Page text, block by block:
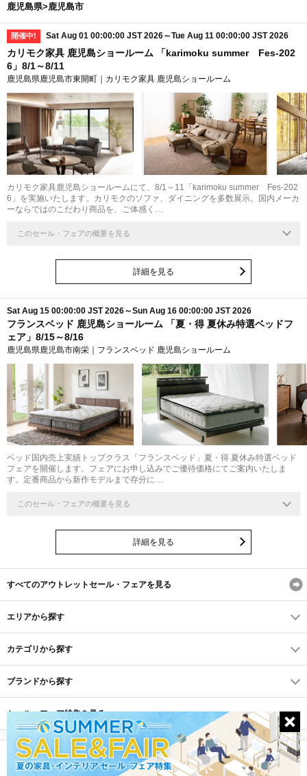
鹿児島県>鹿児島市
開催中! Sat Aug 01 00:00:00 JST 2026～Tue Aug 11 00:00:00 JST 2026
カリモク家具 鹿児島ショールーム 「karimoku summer Fes-202
6」8/1～8/11
鹿児島県鹿児島市東開町｜カリモク家具 鹿児島ショールーム
カリモク家具鹿児島ショールームにて、8/1～11「karimoku summer Fes-202
6」を実施いたします。カリモクのソファ、ダイニングを多数展示。国内メーカ
ーならではのこだわり商品を、ご体感く…
このセール・フェアの概要を見る
詳細を見る
Sat Aug 15 00:00:00 JST 2026～Sun Aug 16 00:00:00 JST 2026
フランスベッド 鹿児島ショールーム 「夏・得 夏休み特選ベッドフ
ェア」8/15～8/16
鹿児島県鹿児島市南栄｜フランスベッド 鹿児島ショールーム
ベッド国内売上実績トップクラス「フランスベッド」夏・得 夏休み特選ベッド
フェアを開催します。フェアにお申し込みでご優待価格にてご案内いたしま
す。定番商品から新作モデルまで存分に…
このセール・フェアの概要を見る
詳細を見る
すべてのアウトレットセール・フェアを見る
エリアから探す
カテゴリから探す
ブランドから探す
セール・フェア特集を見る
(C) Recruit Co., Ltd.